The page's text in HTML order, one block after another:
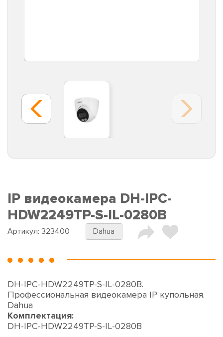
IP видеокамера DH-IPC-
HDW2249TP-S-IL-0280B
Артикул: 323400 Dahua
DH-IPC-HDW2249TP-S-IL-0280B.
Профессиональная видеокамера IP купольная.
Dahua
Комплектация:
DH-IPC-HDW2249TP-S-IL-0280B